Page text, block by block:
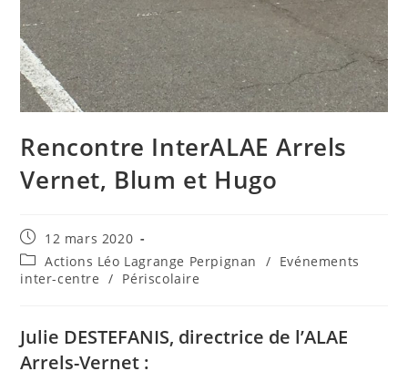
Rencontre InterALAE Arrels
Vernet, Blum et Hugo
Publication
publiée :
12 mars 2020
Post
category:
Actions Léo Lagrange Perpignan / Evénements
inter-centre / Périscolaire
Julie DESTEFANIS, directrice de l’ALAE
Arrels-Vernet :